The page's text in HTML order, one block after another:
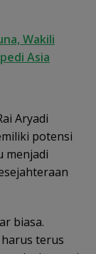
Wakili
Asia
Aryadi
potensi
menjadi
biasa.
terus